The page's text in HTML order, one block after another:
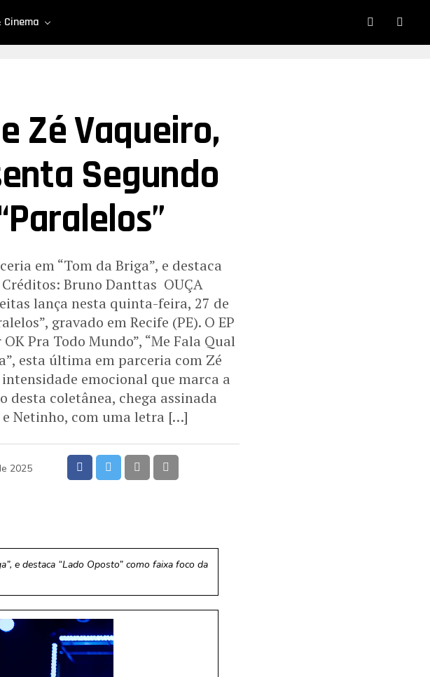
Cinema
Zé Vaqueiro,
Segundo
em “Tom da Briga”, e destaca
Bruno Danttas OUÇA
lança nesta quinta-feira, 27 de
gravado em Recife (PE). O EP
Pra Todo Mundo”, “Me Fala Qual
esta última em parceria com Zé
emocional que marca a
desta coletânea, chega assinada
Netinho, com uma letra […]
2025
e destaca “Lado Oposto” como faixa foco da